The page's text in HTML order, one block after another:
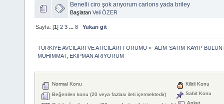
Benelli ciro şok arıyorum carlons yada briley
Başlatan Veli ÖZER
Sayfa: [1]2 3 ...8 Yukarı git
TURKIYE AVCILARI VE ATICILARI FORUMU » ALIM-SATIM-KAYIP-
MÜHİMMAT, EKİPMAN ARIYORUM
Normal Konu
Beğenilen konu (20 veya fazlası ileti içermektedir)
Kilitli Konu
Sabit Konu
Anket